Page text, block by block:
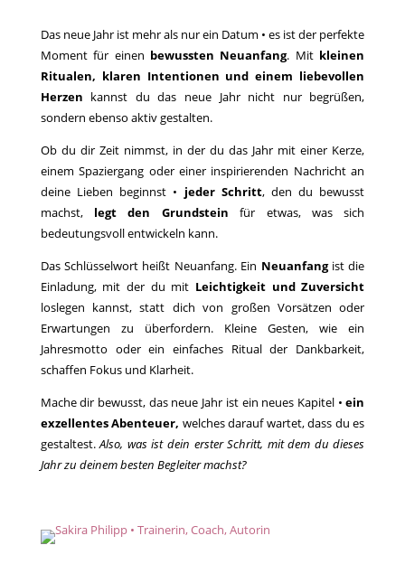
Das neue Jahr ist mehr als nur ein Datum • es ist der perfekte
Moment für einen bewussten Neuanfang. Mit kleinen
Ritualen, klaren Intentionen und einem liebevollen
Herzen kannst du das neue Jahr nicht nur begrüßen,
sondern ebenso aktiv gestalten.
Ob du dir Zeit nimmst, in der du das Jahr mit einer Kerze,
einem Spaziergang oder einer inspirierenden Nachricht an
deine Lieben beginnst • jeder Schritt, den du bewusst
machst, legt den Grundstein für etwas, was sich
bedeutungsvoll entwickeln kann.
Das Schlüsselwort heißt Neuanfang. Ein Neuanfangist die
Einladung, mit der du mit Leichtigkeit und Zuversicht
loslegen kannst, statt dich von großen Vorsätzen oder
Erwartungen zu überfordern. Kleine Gesten, wie ein
Jahresmotto oder ein einfaches Ritual der Dankbarkeit,
schaffen Fokus und Klarheit.
Mache dir bewusst, das neue Jahr ist ein neues Kapitel •ein
exzellentes Abenteuer, welches darauf wartet, dass du es
gestaltest.Also, was ist dein erster Schritt, mit dem du dieses
Jahr zu deinem besten Begleiter machst?